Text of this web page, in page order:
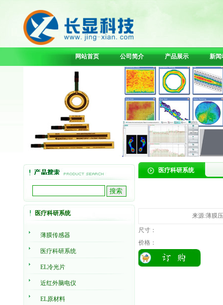
网站首页 公司简介 产品展示 新闻
医疗科研系统
薄膜传感器
医疗科研系统
EL冷光片
近红外脑电仪
EL原材料
医疗科研系统
来源:薄膜
尺寸：
价格：